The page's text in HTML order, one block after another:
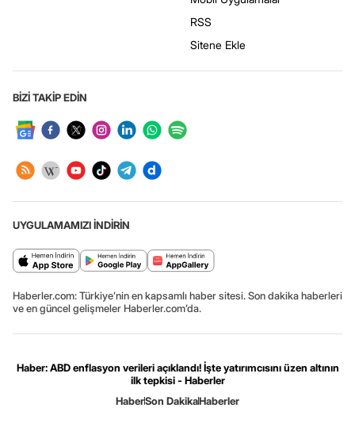
RSS
Sitene Ekle
BİZİ TAKİP EDİN
UYGULAMAMIZI İNDİRİN
Haberler.com: Türkiye’nin en kapsamlı haber sitesi. Son dakika haberleri
ve en güncel gelişmeler Haberler.com’da.
Haber: ABD enflasyon verileri açıklandı! İşte yatırımcısını üzen altının
ilk tepkisi - Haberler
HaberSon DakikaHaberler